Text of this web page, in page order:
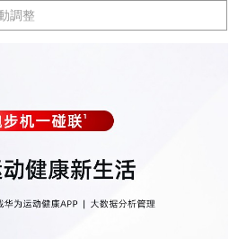
調整